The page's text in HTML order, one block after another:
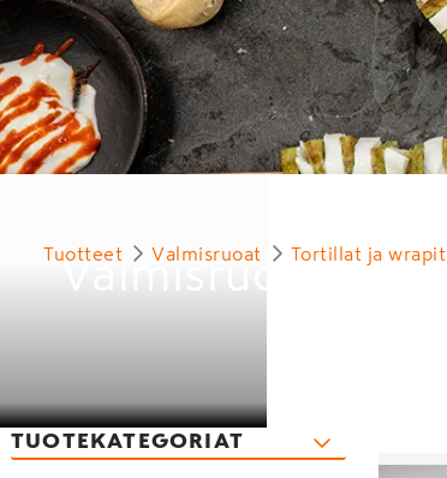
Valmisruoat
Tuotteet Valmisruoat Tortillat ja wrapit
TUOTEKATEGORIAT